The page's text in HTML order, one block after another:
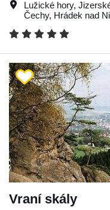
Lužické hory,
Čechy, Hrádek nad
Vraní skály